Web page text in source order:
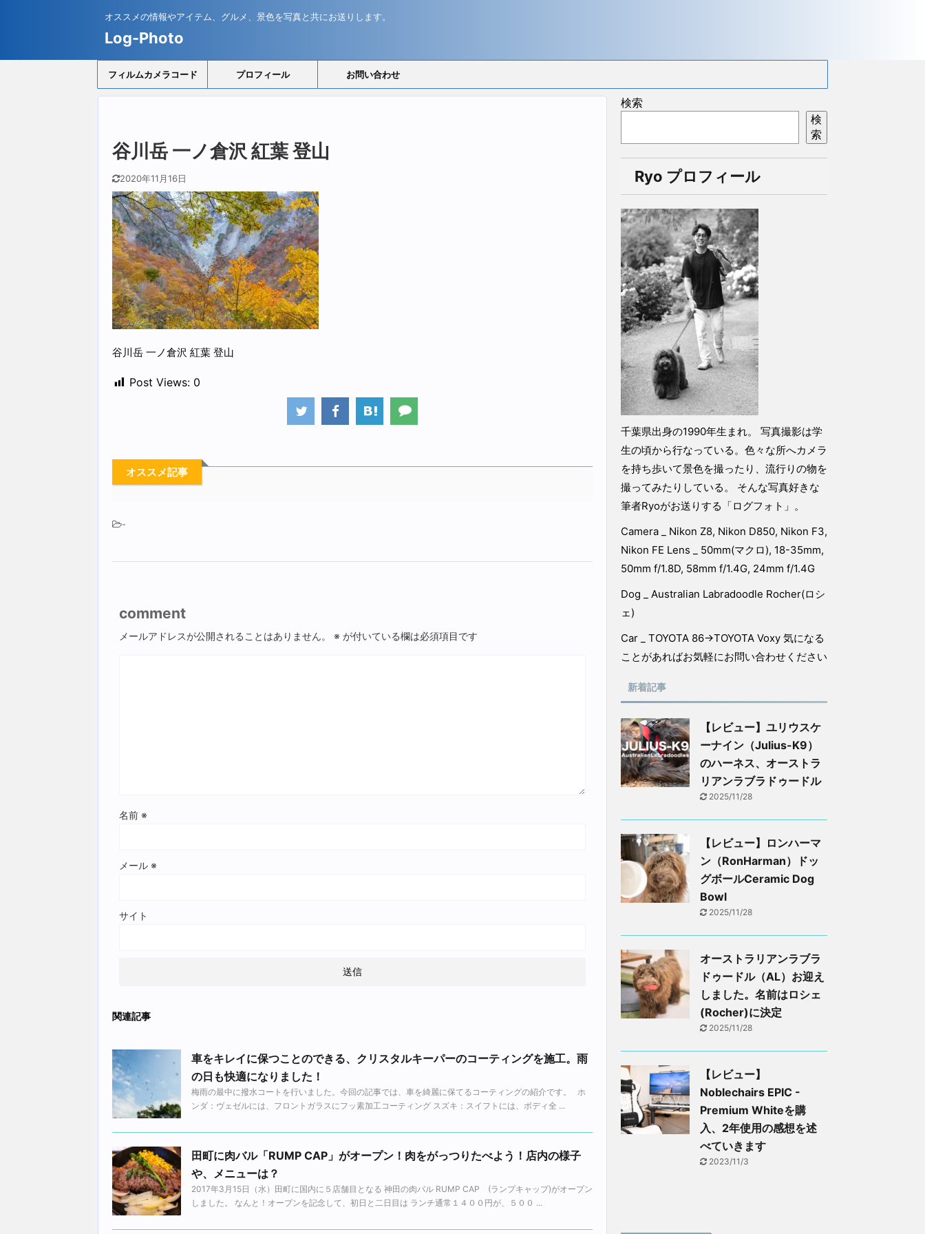
オススメの情報やアイテム、グルメ、景色を写真と共にお送りします。
Log-Photo
フィルムカメラコード プロフィール お問い合わせ
谷川岳 一ノ倉沢 紅葉 登山
2020年11月16日
谷川岳 一ノ倉沢 紅葉 登山
Post Views: 0
オススメ記事
-
comment
メールアドレスが公開されることはありません。 ※ が付いている欄は必須項目です
名前 ※
メール ※
サイト
関連記事
車をキレイに保つことのできる、クリスタルキーパーのコーティングを施工。雨
の日も快適になりました！
梅雨の最中に撥水コートを行いました。今回の記事では、車を綺麗に保てるコーティングの紹介です。 ホ
ンダ：ヴェゼルには、フロントガラスにフッ素加工コーティング スズキ：スイフトには、ボディ全 ...
田町に肉バル「RUMP CAP」がオープン！肉をがっつりたべよう！店内の様子
や、メニューは？
2017年3月15日（水）田町に国内に５店舗目となる 神田の肉バル RUMP CAP (ランプキャップ)がオープン
しました。 なんと！オープンを記念して、初日と二日目は ランチ通常１４００円が、５００ ...
検索
検
索
Ryo プロフィール
千葉県出身の1990年生まれ。 写真撮影は学
生の頃から行なっている。色々な所へカメラ
を持ち歩いて景色を撮ったり、流行りの物を
撮ってみたりしている。 そんな写真好きな
筆者Ryoがお送りする「ログフォト」。
Camera _ Nikon Z8, Nikon D850, Nikon F3,
Nikon FE Lens _ 50mm(マクロ), 18-35mm,
50mm f/1.8D, 58mm f/1.4G, 24mm f/1.4G
Dog _ Australian Labradoodle Rocher(ロシ
ェ)
Car _ TOYOTA 86→TOYOTA Voxy 気になる
ことがあればお気軽にお問い合わせください
新着記事
【レビュー】ユリウスケ
ーナイン（Julius-K9）
のハーネス、オーストラ
リアンラブラドゥードル
2025/11/28
【レビュー】ロンハーマ
ン（RonHarman）ドッ
グボールCeramic Dog
Bowl
2025/11/28
オーストラリアンラブラ
ドゥードル（AL）お迎え
しました。名前はロシェ
(Rocher)に決定
2025/11/28
【レビュー】
Noblechairs EPIC -
Premium Whiteを購
入、2年使用の感想を述
べていきます
2023/11/3